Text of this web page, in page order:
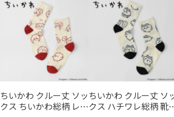
ちいかわ クルー丈 ソッ
クス ちいかわ総柄 レデ
ちいかわ クルー丈 ソ
クス ハチワレ総柄 靴